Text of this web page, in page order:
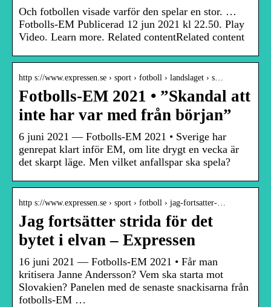
Och fotbollen visade varför den spelar en stor. …
Fotbolls-EM Publicerad 12 jun 2021 kl 22.50. Play
Video. Learn more. Related contentRelated content
http s://www.expressen.se › sport › fotboll › landslaget › s…
Fotbolls-EM 2021 • ”Skandal att
inte har var med från början”
6 juni 2021 — Fotbolls-EM 2021 • Sverige har
genrepat klart inför EM, om lite drygt en vecka är
det skarpt läge. Men vilket anfallspar ska spela?
http s://www.expressen.se › sport › fotboll › jag-fortsatter-…
Jag fortsätter strida för det
bytet i elvan – Expressen
16 juni 2021 — Fotbolls-EM 2021 • Får man
kritisera Janne Andersson? Vem ska starta mot
Slovakien? Panelen med de senaste snackisarna från
fotbolls-EM …